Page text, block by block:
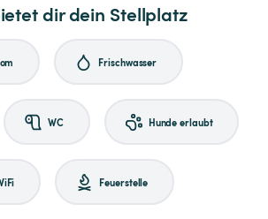
dir dein Stellplatz
Frischwasser
WC Hunde erlaubt
Feuerstelle